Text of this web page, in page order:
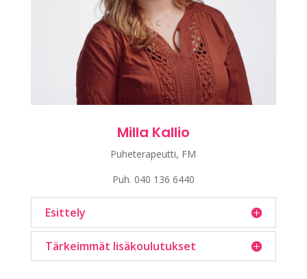
Milla Kallio
Puheterapeutti, FM
Puh. 040 136 6440
Esittely
Tärkeimmät lisäkoulutukset